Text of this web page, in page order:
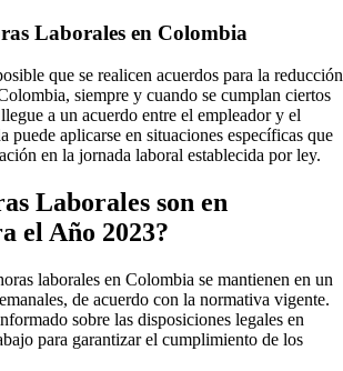
Laborales en Colombia
que se realicen acuerdos para la reducción
siempre y cuando se cumplan ciertos
a un acuerdo entre el empleador y el
puede aplicarse en situaciones específicas que
en la jornada laboral establecida por ley.
Laborales son en
el Año 2023?
laborales en Colombia se mantienen en un
de acuerdo con la normativa vigente.
sobre las disposiciones legales en
para garantizar el cumplimiento de los